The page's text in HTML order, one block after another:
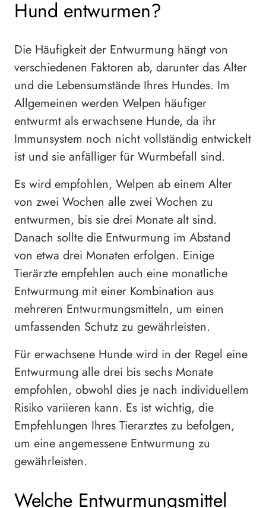
Hund entwurmen?
Die Häufigkeit der Entwurmung hängt von
verschiedenen Faktoren ab, darunter das Alter
und die Lebensumstände Ihres Hundes. Im
Allgemeinen werden Welpen häufiger
entwurmt als erwachsene Hunde, da ihr
Immunsystem noch nicht vollständig entwickelt
ist und sie anfälliger für Wurmbefall sind.
Es wird empfohlen, Welpen ab einem Alter
von zwei Wochen alle zwei Wochen zu
entwurmen, bis sie drei Monate alt sind.
Danach sollte die Entwurmung im Abstand
von etwa drei Monaten erfolgen. Einige
Tierärzte empfehlen auch eine monatliche
Entwurmung mit einer Kombination aus
mehreren Entwurmungsmitteln, um einen
umfassenden Schutz zu gewährleisten.
Für erwachsene Hunde wird in der Regel eine
Entwurmung alle drei bis sechs Monate
empfohlen, obwohl dies je nach individuellem
Risiko variieren kann. Es ist wichtig, die
Empfehlungen Ihres Tierarztes zu befolgen,
um eine angemessene Entwurmung zu
gewährleisten.
Welche Entwurmungsmittel